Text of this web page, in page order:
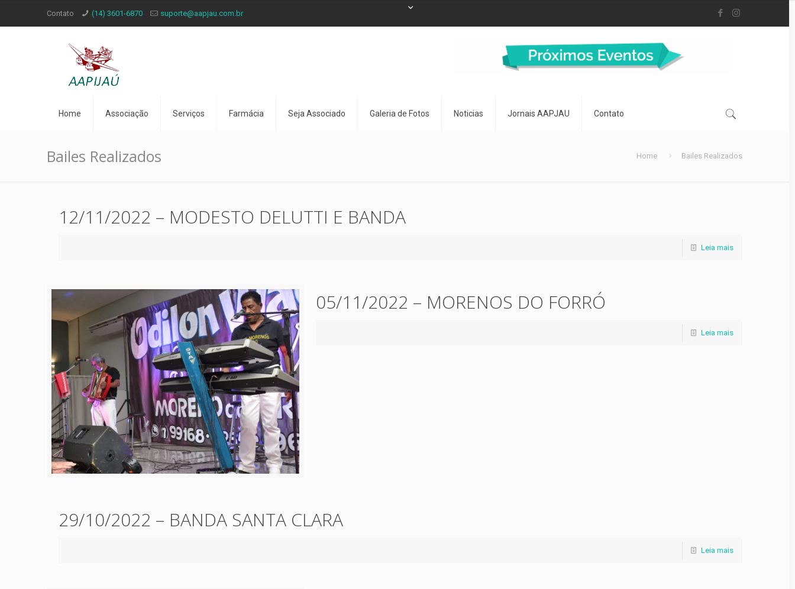
Contato (14) 3601-6870 suporte@aapjau.com.br
Home Associação Serviços Farmácia Seja Associado Galeria de Fotos Noticias Jornais AAPJAU Contato
Bailes Realizados Home Bailes Realizados
12/11/2022 – MODESTO DELUTTI E BANDA
Leia mais
05/11/2022 – MORENOS DO FORRÓ
Leia mais
29/10/2022 – BANDA SANTA CLARA
Leia mais